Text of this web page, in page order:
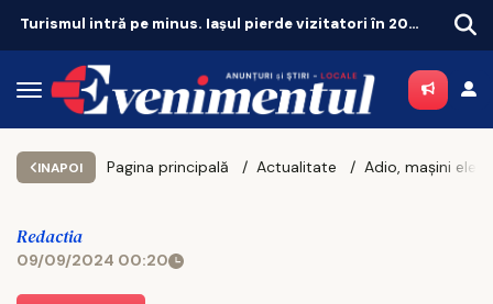
România caută curieri, bucătari și văcari
INAPOI Pagina principală Actualitate
Redactia
09/09/2024 00:20